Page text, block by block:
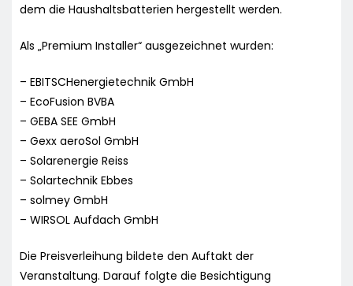
dem die Haushaltsbatterien hergestellt werden.
Als „Premium Installer“ ausgezeichnet wurden:
– EBITSCHenergietechnik GmbH
– EcoFusion BVBA
– GEBA SEE GmbH
– Gexx aeroSol GmbH
– Solarenergie Reiss
– Solartechnik Ebbes
– solmey GmbH
– WIRSOL Aufdach GmbH
Die Preisverleihung bildete den Auftakt der
Veranstaltung. Darauf folgte die Besichtigung